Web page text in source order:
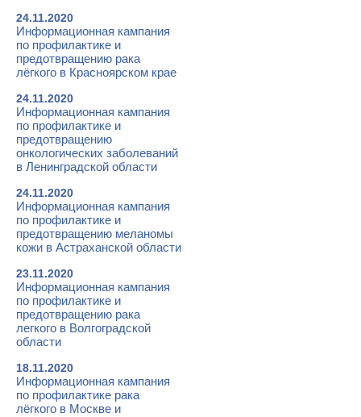
24.11.2020
Информационная кампания
по профилактике и
предотвращению рака
лёгкого в Красноярском крае
24.11.2020
Информационная кампания
по профилактике и
предотвращению
онкологических заболеваний
в Ленинградской области
24.11.2020
Информационная кампания
по профилактике и
предотвращению меланомы
кожи в Астраханской области
23.11.2020
Информационная кампания
по профилактике и
предотвращению рака
легкого в Волгоградской
области
18.11.2020
Информационная кампания
по профилактике рака
лёгкого в Москве и